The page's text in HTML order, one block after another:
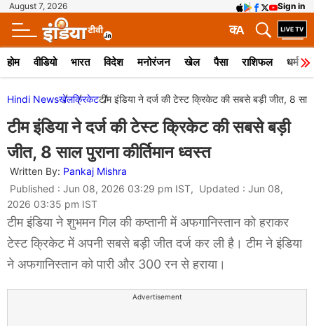
August 7, 2026 Sign in
A
क
होम वीडियो भारत विदेश मनोरंजन खेल पैसा राशिफल धर्म
Hindi Newsखेलक्रिकेटटीम इंडिया ने दर्ज की टेस्ट क्रिकेट की सबसे बड़ी जीत, 8 साल
टीम इंडिया ने दर्ज की टेस्ट क्रिकेट की सबसे बड़ी
जीत, 8 साल पुराना कीर्तिमान ध्वस्त
Written By: Pankaj Mishra
Published : Jun 08, 2026 03:29 pm IST, Updated : Jun 08,
2026 03:35 pm IST
टीम इंडिया ने शुभमन गिल की कप्तानी में अफगानिस्तान को हराकर
टेस्ट क्रिकेट में अपनी सबसे बड़ी जीत दर्ज कर ली है। टीम ने इंडिया
ने अफगानिस्तान को पारी और 300 रन से हराया।
Advertisement